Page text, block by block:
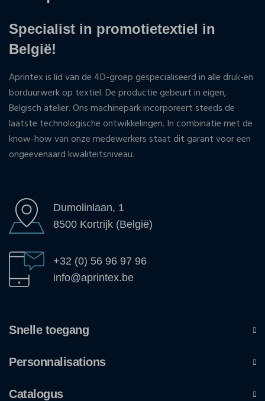
Specialist in promotietextiel in
België!
Aprintex is lid van de 4D-groep gespecialiseerd in alle druk-en
borduurwerk op textiel. De productie gebeurt in eigen,
Belgisch atelier. Ons machinepark incorporeert steeds de
laatste technologische ontwikkelingen. In combinatie met de
know-how van onze medewerkers staat dit garant voor een
ongeëvenaard kwaliteitsniveau.
Dumolinlaan, 1
8500 Kortrijk (België)
+32 (0) 56 96 97 96
info@aprintex.be
Snelle toegang
Personnalisations
Catalogus